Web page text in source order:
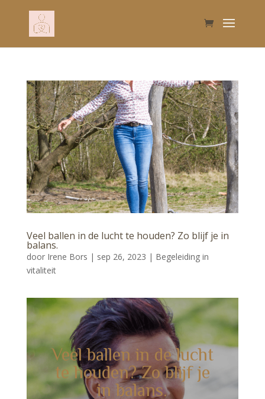
Veel ballen in de lucht te houden? Zo blijf je in
balans.
door Irene Bors | sep 26, 2023 | Begeleiding in
vitaliteit
Veel ballen in de lucht
te houden? Zo blijf je
in balans.